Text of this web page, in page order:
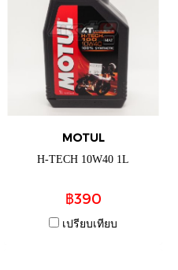
MOTUL
H-TECH 10W40 1L
฿390
เปรียบเทียบ